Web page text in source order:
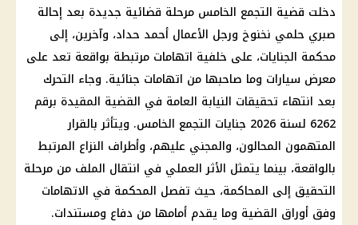
دخلت قضية التجمع الخامس مرحلة قضائية جديدة بعد إحالة
صبري حلمي نخنوخ ورجل الأعمال أحمد حداد، وآخرين، إلى
محكمة الجنايات، على خلفية اتهامات مرتبطة بواقعة تعد على
معرض سيارات وما صاحبها من اتهامات جنائية. وجاء التحرك
بعد انتهاء تحقيقات النيابة العامة في القضية المقيدة برقم
6262 لسنة 2026 جنايات التجمع الخامس. ويتأثر بالقرار
المتهمون المحالون، والمجني عليهم، وأطراف النزاع المرتبط
بالواقعة، بينما يتمثل الأثر العملي في انتقال الملف من مرحلة
التحقيق إلى المحاكمة، حيث تفصل المحكمة في الاتهامات
وفق أوراق القضية وما يقدم أمامها من دفاع ومستندات.